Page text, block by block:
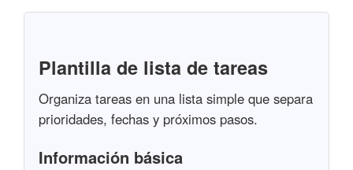
Plantilla de lista de tareas
Organiza tareas en una lista simple que separa
prioridades, fechas y próximos pasos.
Información básica